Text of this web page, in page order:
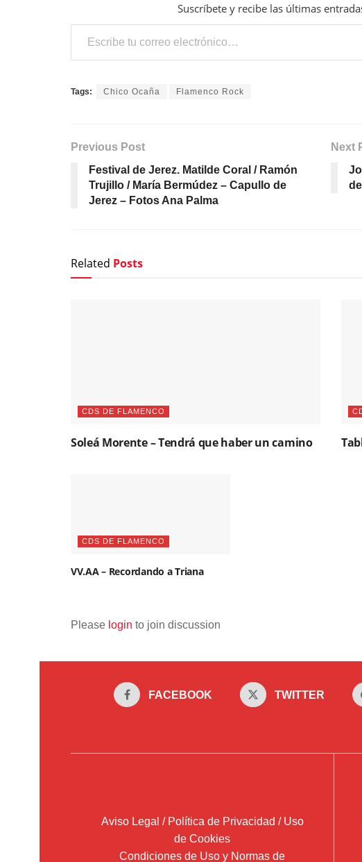
Suscríbete y recibe las últimas
Escribe tu correo electrónico…
Tags: Chico Ocaña Flamenco Rock
Previous Post
Festival de Jerez. Matilde Coral / Ramón
Trujillo / María Bermúdez – Capullo de
Jerez – Fotos Ana Palma
Next
Related Posts
CDS DE FLAMENCO
Soleá Morente – Tendrá que haber un camino
CDS DE FLAMENCO
VV.AA – Recordando a Triana
Please login to join discussion
FACEBOOK TWITTER
Aviso Legal / Política de Privacidad / Uso
de Cookies
Condiciones de Uso y Normas de